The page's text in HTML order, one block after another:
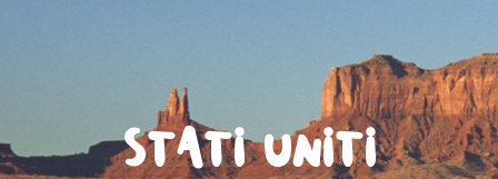
Stati Uniti